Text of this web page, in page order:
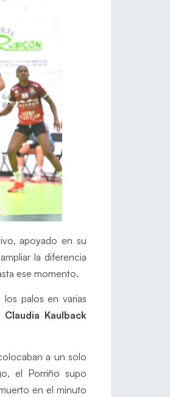
apoyado en su
la diferencia
ese momento.
palos en varias
Claudia Kaulback
a un solo
el Porriño supo
en el minuto